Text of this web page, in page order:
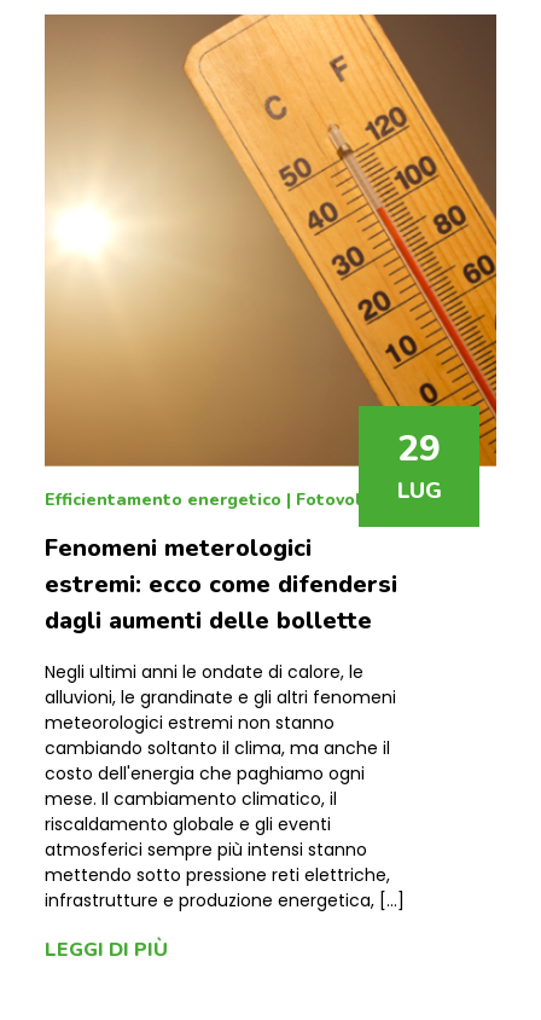
potenziale sul pianeta. Se sfruttata correttamente,
potrebbe facilmente soddisfare, e superare, la
domanda di elettricità attuale e futura.
29
LUG
Efficientamento energetico | Fotovoltaico
Fenomeni meterologici
estremi: ecco come difendersi
dagli aumenti delle bollette
Negli ultimi anni le ondate di calore, le
alluvioni, le grandinate e gli altri fenomeni
meteorologici estremi non stanno
cambiando soltanto il clima, ma anche il
costo dell'energia che paghiamo ogni
mese. Il cambiamento climatico, il
riscaldamento globale e gli eventi
atmosferici sempre più intensi stanno
mettendo sotto pressione reti elettriche,
infrastrutture e produzione energetica, […]
LEGGI DI PIÙ